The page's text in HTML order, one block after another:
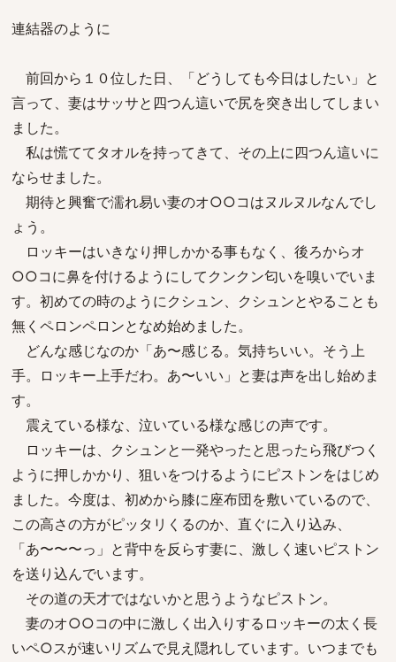
連結器のように
前回から１０位した日、「どうしても今日はしたい」と
言って、妻はサッサと四つん這いで尻を突き出してしまい
ました。
私は慌ててタオルを持ってきて、その上に四つん這いに
ならせました。
期待と興奮で濡れ易い妻のオ○○コはヌルヌルなんでし
ょう。
ロッキーはいきなり押しかかる事もなく、後ろからオ
○○コに鼻を付けるようにしてクンクン匂いを嗅いでいま
す。初めての時のようにクシュン、クシュンとやることも
無くペロンペロンとなめ始めました。
どんな感じなのか「あ〜感じる。気持ちいい。そう上
手。ロッキー上手だわ。あ〜いい」と妻は声を出し始めま
す。
震えている様な、泣いている様な感じの声です。
ロッキーは、クシュンと一発やったと思ったら飛びつく
ように押しかかり、狙いをつけるようにピストンをはじめ
ました。今度は、初めから膝に座布団を敷いているので、
この高さの方がピッタリくるのか、直ぐに入り込み、
「あ〜〜〜っ」と背中を反らす妻に、激しく速いピストン
を送り込んでいます。
その道の天才ではないかと思うようなピストン。
妻のオ○○コの中に激しく出入りするロッキーの太く長
いペ○スが速いリズムで見え隠れしています。いつまでも